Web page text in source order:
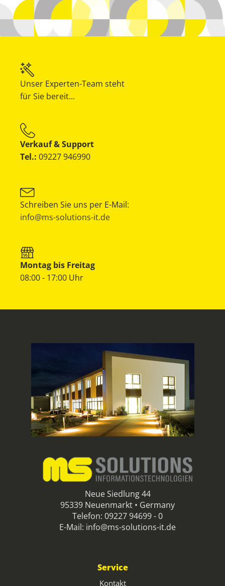
Unser Experten-Team steht
für Sie bereit...
Verkauf & Support
Tel.: 09227 946990
Schreiben Sie uns per E-Mail:
info@ms-solutions-it.de
Montag bis Freitag
08:00 - 17:00 Uhr
Neue Siedlung 44
95339 Neuenmarkt • Germany
Telefon: 09227 94699 - 0
E-Mail: info@ms-solutions-it.de
Service
Kontakt